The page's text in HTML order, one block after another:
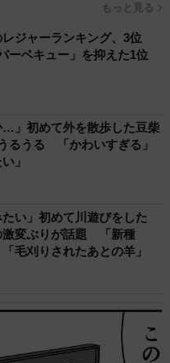
もっと見る
ジャーランキング、3位
ーベキュー」を抑えた1位
…」初めて外を散歩した豆柴
るうる 「かわいすぎる」
」
たい」初めて川遊びをした
激変ぶりが話題 「新種
毛刈りされたあとの羊」